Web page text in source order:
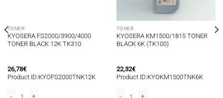
TONER
KYOSERA FS2000/3900/4000
TONER BLACK 12K TK310
26,78€
Product ID:KYOFS2000TNK12K
TONER
KYOSERA KM1500/1815 TONER
BLACK 6K (TK100)
22,32€
Product ID:KYOKM1500TNK6K